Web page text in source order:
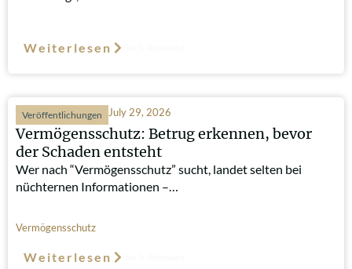
Weiterlesen
Veröffentlichungen July 29, 2026
Vermögensschutz: Betrug erkennen, bevor
der Schaden entsteht
Wer nach “Vermögensschutz” sucht, landet selten bei
nüchternen Informationen –…
Vermögensschutz
Weiterlesen